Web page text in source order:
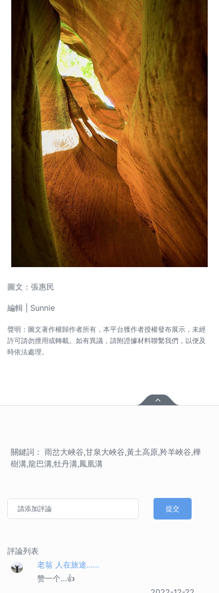
圖文：張惠民
編輯 | Sunnie
聲明：圖文著作權歸作者所有，本平台獲作者授權發布展示，未經
許可請勿擅用或轉載。如有異議，請附證據材料聯繫我們，以便及
時依法處理。
關鍵詞： 雨岔大峽谷,甘泉大峽谷,黃土高原,羚羊峽谷,樺
樹溝,龍巴溝,牡丹溝,鳳凰溝
提交
評論列表
老翁 人在旅途……
赞一个…👍